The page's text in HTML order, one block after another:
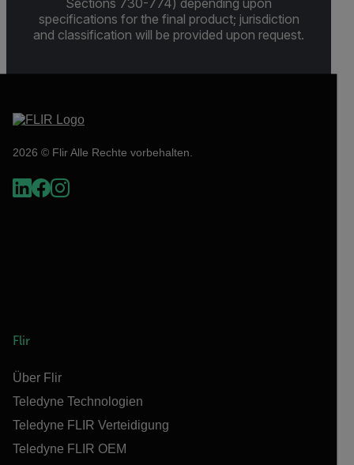
Sections 730-774) depending upon
specifications for the final product; jurisdiction
and classification will be provided upon request.
2026 © Flir Alle Rechte vorbehalten.
Flir
Über Flir
Teledyne Technologien
Teledyne FLIR Verteidigung
Teledyne FLIR OEM